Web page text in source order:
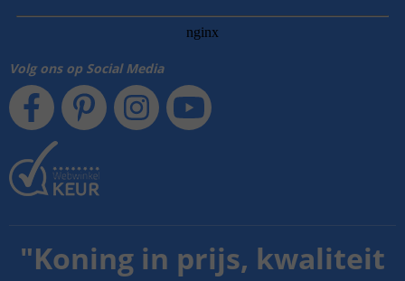
Volg ons op Social Media
"Koning in prijs, kwaliteit